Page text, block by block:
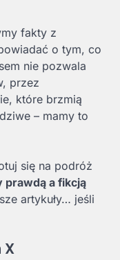
fakty z
o tym, co
nie pozwala
przez
które brzmią
– mamy to
się na podróż
prawdą a fikcją
artykuły… jeśli
X